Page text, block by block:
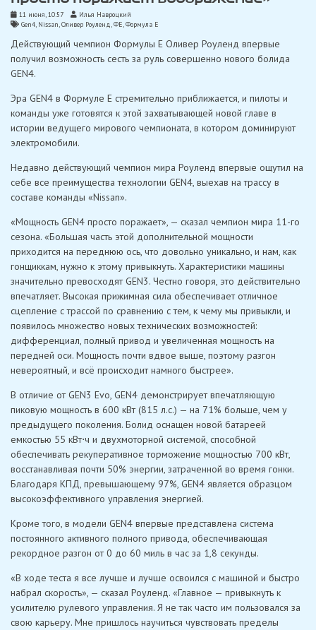
11 июня, 10:57
Илья Навроцкий
Gen4, Nissan,Оливер Роуленд,ФЕ,Формула Е
Действующий чемпион Формулы E Оливер Роуленд впервые
получил возможность сесть за руль совершенно нового болида
GEN4.
Эра GEN4 в Формуле E стремительно приближается, и пилоты и
команды уже готовятся к этой захватывающей новой главе в
истории ведущего мирового чемпионата, в котором доминируют
электромобили.
Недавно действующий чемпион мира Роуленд впервые ощутил на
себе все преимущества технологии GEN4, выехав на трассу в
составе команды «Nissan».
«Мощность GEN4 просто поражает», — сказал чемпион мира 11-го
сезона. «Большая часть этой дополнительной мощности
приходится на переднюю ось, что довольно уникально, и нам, как
гонщиккам, нужно к этому привыкнуть. Характеристики машины
значительно превосходят GEN3. Честно говоря, это действительно
впечатляет. Высокая прижимная сила обеспечивает отличное
сцепление с трассой по сравнению с тем, к чему мы привыкли, и
появилось множество новых технических возможностей:
дифференциал, полный привод и увеличенная мощность на
передней оси. Мощность почти вдвое выше, поэтому разгон
невероятный, и всё происходит намного быстрее».
В отличие от GEN3 Evo, GEN4 демонстрирует впечатляющую
пиковую мощность в 600 кВт (815 л.с.) — на 71% больше, чем у
предыдущего поколения. Болид оснащен новой батареей
емкостью 55 кВт⋅ч и двухмоторной системой, способной
обеспечивать рекуперативное торможение мощностью 700 кВт,
восстанавливая почти 50% энергии, затраченной во время гонки.
Благодаря КПД, превышающему 97%, GEN4 является образцом
высокоэффективного управления энергией.
Кроме того, в модели GEN4 впервые представлена ​​система
постоянного активного полного привода, обеспечивающая
рекордное разгон от 0 до 60 миль в час за 1,8 секунды.
«В ходе теста я все лучше и лучше освоился с машиной и быстро
набрал скорость», — сказал Роуленд. «Главное — привыкнуть к
усилителю рулевого управления. Я не так часто им пользовался за
свою карьеру. Мне пришлось научиться чувствовать пределы